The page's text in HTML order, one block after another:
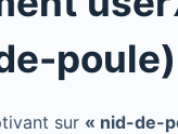
sur « nid-de-